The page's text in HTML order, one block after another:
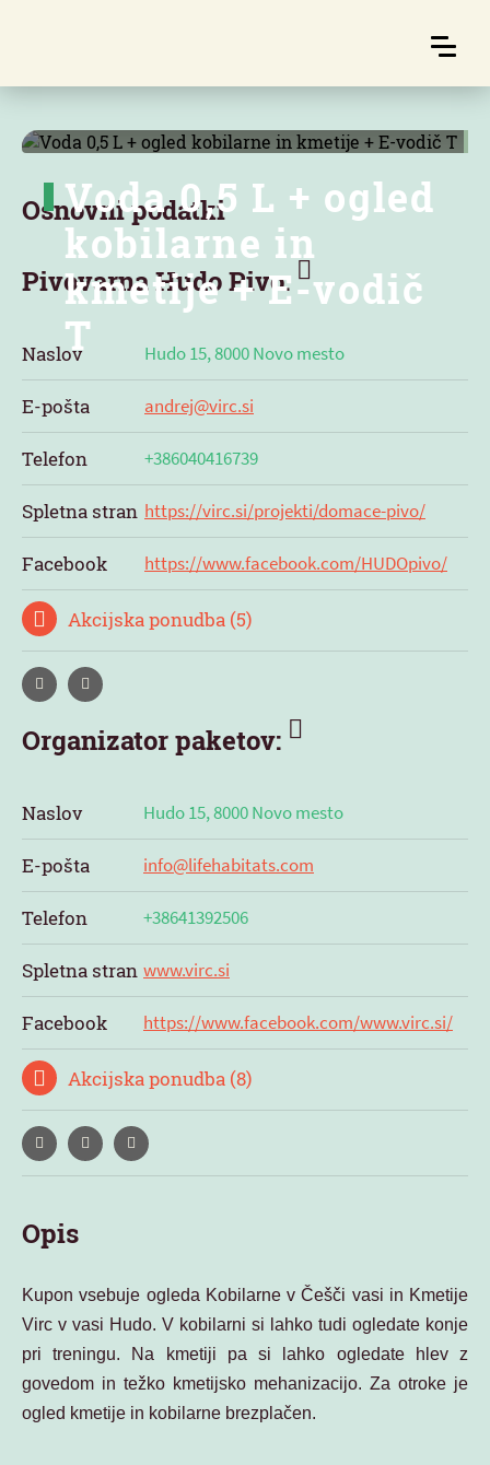
Voda 0,5 L + ogled
kobilarne in
kmetije + E-vodič
T
Osnovni podatki
Pivovarna Hudo Pivo:
Naslov Hudo 15, 8000 Novo mesto
E-pošta andrej@virc.si
Telefon +386040416739
Spletna stran https://virc.si/projekti/domace-pivo/
Facebook https://www.facebook.com/HUDOpivo/
Akcijska ponudba (5)
Organizator paketov:
Naslov Hudo 15, 8000 Novo mesto
E-pošta info@lifehabitats.com
Telefon +38641392506
Spletna stran www.virc.si
Facebook https://www.facebook.com/www.virc.si/
Akcijska ponudba (8)
Opis
Kupon vsebuje ogleda Kobilarne v Češči vasi in Kmetije
Virc v vasi Hudo. V kobilarni si lahko tudi ogledate konje
pri treningu. Na kmetiji pa si lahko ogledate hlev z
govedom in težko kmetijsko mehanizacijo. Za otroke je
ogled kmetije in kobilarne brezplačen.